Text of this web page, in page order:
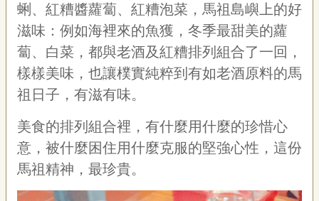
蜊、紅糟醬蘿蔔、紅糟泡菜，馬祖島嶼上的好
滋味：例如海裡來的魚獲，冬季最甜美的蘿
蔔、白菜，都與老酒及紅糟排列組合了一回，
樣樣美味，也讓樸實純粹到有如老酒原料的馬
祖日子，有滋有味。
美食的排列組合裡，有什麼用什麼的珍惜心
意，被什麼困住用什麼克服的堅強心性，這份
馬祖精神，最珍貴。